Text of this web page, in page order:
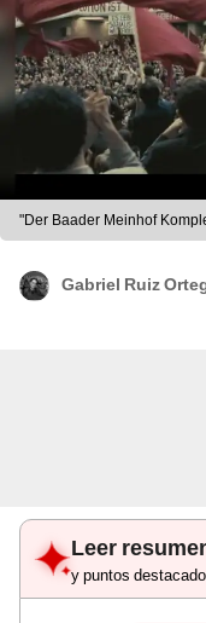
"Der Baader Meinhof
Gabriel Ruiz
Leer
y puntos